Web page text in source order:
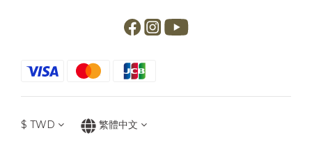
$ TWD 繁體中文